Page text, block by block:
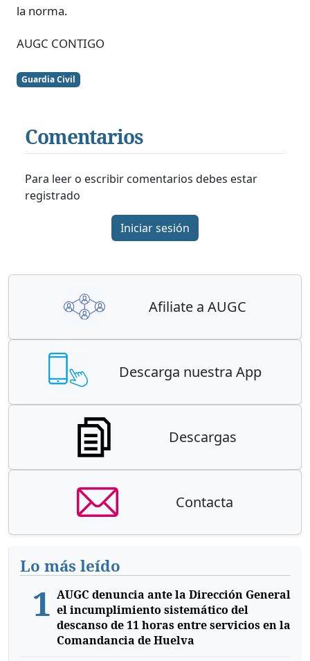
la norma.
AUGC CONTIGO
Guardia Civil
Comentarios
Para leer o escribir comentarios debes estar
registrado
Iniciar sesión
Afiliate a AUGC
Descarga nuestra App
Descargas
Contacta
Lo más leído
1 AUGC denuncia ante la Dirección General
el incumplimiento sistemático del
descanso de 11 horas entre servicios en la
Comandancia de Huelva